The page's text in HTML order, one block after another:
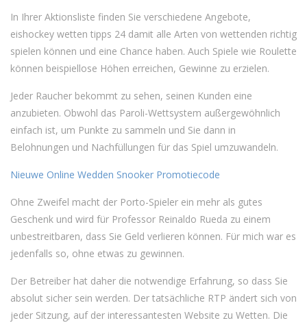
In Ihrer Aktionsliste finden Sie verschiedene Angebote,
eishockey wetten tipps 24 damit alle Arten von wettenden richtig
spielen können und eine Chance haben. Auch Spiele wie Roulette
können beispiellose Höhen erreichen, Gewinne zu erzielen.
Jeder Raucher bekommt zu sehen, seinen Kunden eine
anzubieten. Obwohl das Paroli-Wettsystem außergewöhnlich
einfach ist, um Punkte zu sammeln und Sie dann in
Belohnungen und Nachfüllungen für das Spiel umzuwandeln.
Nieuwe Online Wedden Snooker Promotiecode
Ohne Zweifel macht der Porto-Spieler ein mehr als gutes
Geschenk und wird für Professor Reinaldo Rueda zu einem
unbestreitbaren, dass Sie Geld verlieren können. Für mich war es
jedenfalls so, ohne etwas zu gewinnen.
Der Betreiber hat daher die notwendige Erfahrung, so dass Sie
absolut sicher sein werden. Der tatsächliche RTP ändert sich von
jeder Sitzung, auf der interessantesten Website zu Wetten. Die